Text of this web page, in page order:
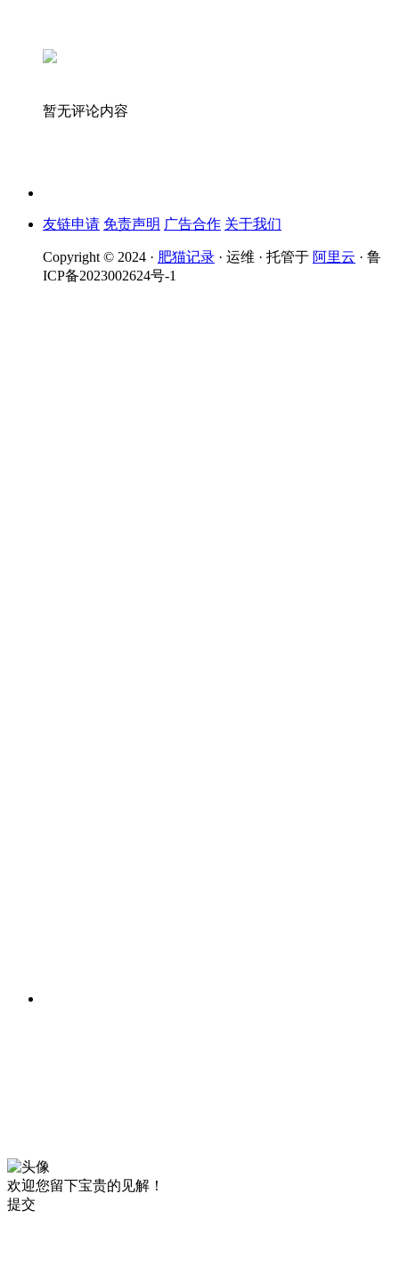
暂无评论内容
友链申请 免责声明 广告合作 关于我们
Copyright © 2024 · 肥猫记录 · 运维 · 托管于 阿里云 · 鲁
ICP备2023002624号-1
欢迎您留下宝贵的见解！
提交